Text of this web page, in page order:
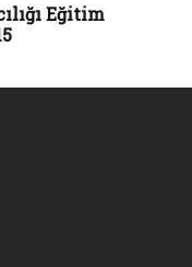
Eğitim